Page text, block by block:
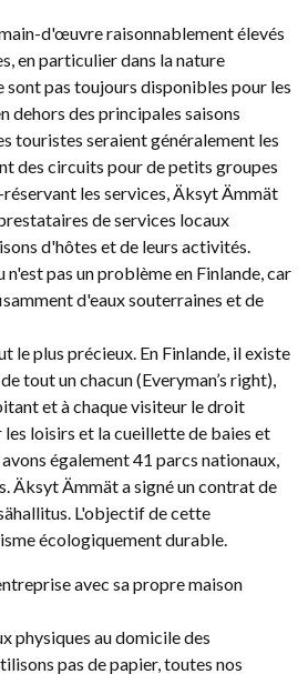
d'œuvre raisonnablement élevés
en particulier dans la nature
sont pas toujours disponibles pour les
dehors des principales saisons
touristes seraient généralement les
des circuits pour de petits groupes
les services, Äksyt Ämmät
de services locaux
d'hôtes et de leurs activités.
n'est pas un problème en Finlande, car
d'eaux souterraines et de
le plus précieux. En Finlande, il existe
tout un chacun (Everyman’s right),
et à chaque visiteur le droit
loisirs et la cueillette de baies et
également 41 parcs nationaux,
Äksyt Ämmät a signé un contrat de
L'objectif de cette
écologiquement durable.
avec sa propre maison
physiques au domicile des
pas de papier, toutes nos